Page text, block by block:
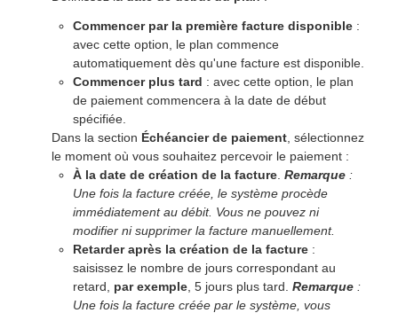
Commencer par la première facture disponible :
avec cette option, le plan commence
automatiquement dès qu'une facture est disponible.
Commencer plus tard : avec cette option, le plan
de paiement commencera à la date de début
spécifiée.
Dans la section Échéancier de paiement , sélectionnez
le moment où vous souhaitez percevoir le paiement :
À la date de création de la facture .Remarque :
Une fois la facture créée, le système procède
immédiatement au débit. Vous ne pouvez ni
modifier ni supprimer la facture manuellement.
Retarder après la création de la facture :
saisissez le nombre de jours correspondant au
retard, par exemple , 5 jours plus tard.Remarque :
Une fois la facture créée par le système, vous